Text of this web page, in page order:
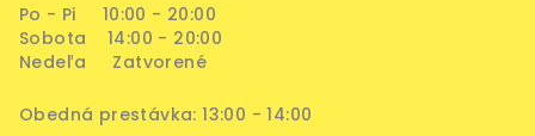
Po - Pi 10:00 - 20:00
Sobota 14:00 - 20:00
Nedeľa Zatvorené
Obedná prestávka: 13:00 - 14:00